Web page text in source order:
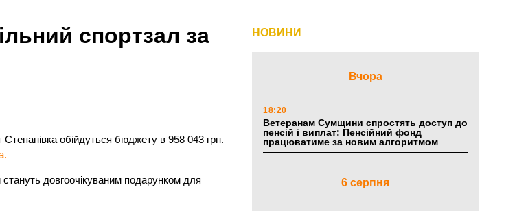
спортзал за
обійдуться бюджету в 958 043 грн.
довгоочікуваним подарунком для
НОВИНИ
Вчора
18:20
Ветеранам Сумщини спростять доступ до
пенсій і виплат: Пенсійний фонд
працюватиме за новим алгоритмом
6 серпня